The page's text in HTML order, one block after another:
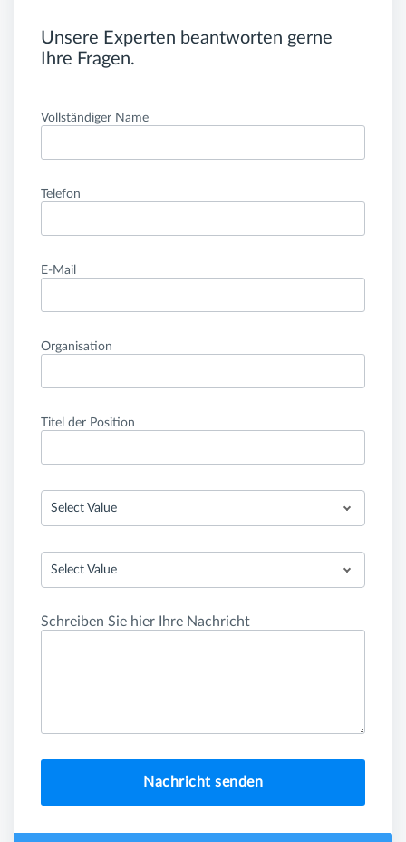
Unsere Experten beantworten gerne
Ihre Fragen.
Vollständiger Name
Telefon
E-Mail
Organisation
Titel der Position
Select Value
Select Value
Schreiben Sie hier Ihre Nachricht
Nachricht senden